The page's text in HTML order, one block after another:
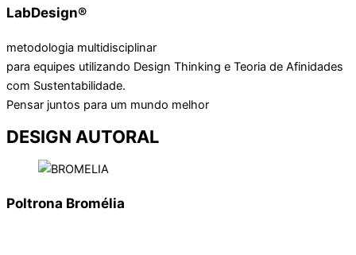
LabDesign®
metodologia multidisciplinar
para equipes utilizando Design Thinking e Teoria de Afinidades
com Sustentabilidade.
Pensar juntos para um mundo melhor
DESIGN AUTORAL
Poltrona Bromélia